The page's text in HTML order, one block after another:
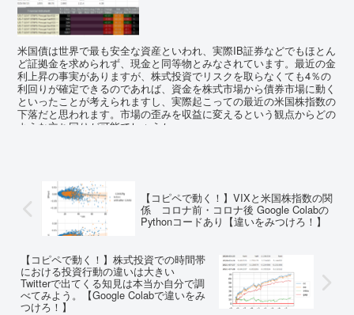
米国債は世界で最も安全な資産といわれ、実際IB証券などでもほとん
ど証拠金を求められず、現金と同等物とみなされています。最近の金
利上昇の事実がありますが、株式投資でリスクを取らなくても4％の
利回りが確定できるのであれば、資金を株式市場から債券市場に動く
といったことが考えられますし、実際起こっての最近の米国株指数の
下落だと思われます。市場の歪みを収益に変えるという観点からどの
ような立ち回りが可能でしょうか。
【コピペで動く！】VIXと米国株指数の関
係 コロナ前・コロナ後 Google Colabの
Pythonコードあり【違いをみつけろ！】
【コピペで動く！】株式投資での時間帯
における投資行動の違いは大きい
Twitterで出てくる知見は本当か自分で調
べてみよう。【Google Colabで違いをみ
つけろ！】